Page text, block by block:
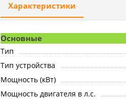
Характеристики
Основные
Тип
Тип устройства
Мощность (кВт)
Мощность двигателя в л.с.